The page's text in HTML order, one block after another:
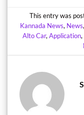
This entry was
Kannada News, News,
Alto Car,Application,